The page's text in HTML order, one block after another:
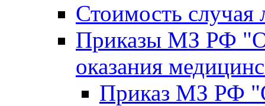
Стоимость случая
Приказы МЗ РФ
оказания
Приказ МЗ РФ